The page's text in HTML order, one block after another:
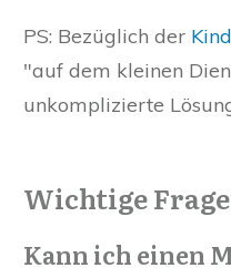
PS: Bezüglich der
"auf dem kleinen
unkomplizierte
Wichtige
Kann ich einen